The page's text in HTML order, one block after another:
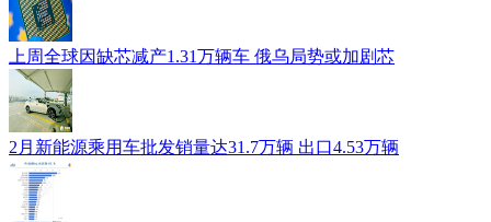
上周全球因缺芯减产1.31万辆车 俄乌局势或加剧芯
2月新能源乘用车批发销量达31.7万辆 出口4.53万辆